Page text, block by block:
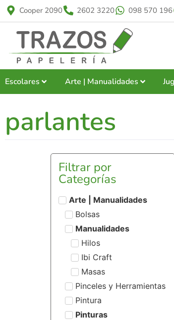
Cooper 2090 2602 3220 098 570 196
Escolares Arte | Manualidades
parlantes
Filtrar por
Categorías
Arte | Manualidades
Bolsas
Manualidades
Hilos
Ibi Craft
Masas
Pinceles y Herramientas
Pintura
Pinturas